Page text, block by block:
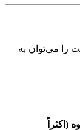
را می‌توان به